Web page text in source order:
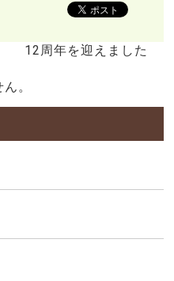
12周年を迎えました
。